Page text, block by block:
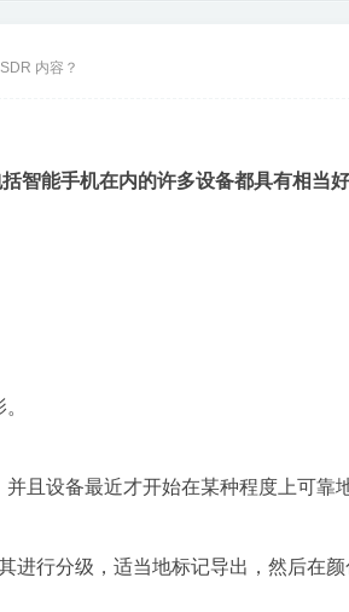
内容？
智能手机在内的许多设备都具有相当
且设备最近才开始在某种程度上可
行分级，适当地标记导出，然后在